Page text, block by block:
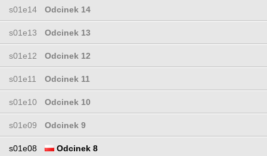
s01e14 Odcinek 14
s01e13 Odcinek 13
s01e12 Odcinek 12
s01e11 Odcinek 11
s01e10 Odcinek 10
s01e09 Odcinek 9
s01e08 Odcinek 8